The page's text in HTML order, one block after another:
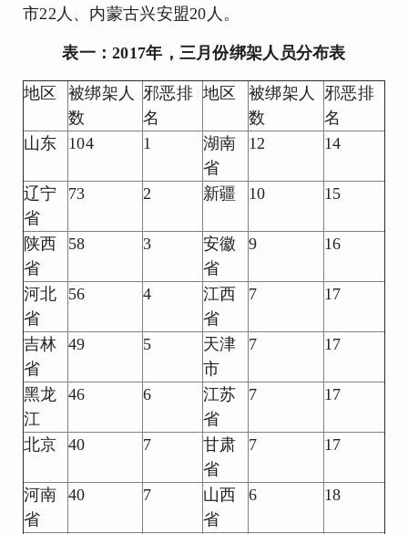
市22人、内蒙古兴安盟20人。
表一：2017年，三月份绑架人员分布表
地区
被绑架人
数
邪恶排
名
地区
被绑架人
数
邪恶排
名
山东
104 1
湖南
省
12 14
辽宁
省
73 2 新疆 10 15
陕西
省
58 3
安徽
省
9 16
河北
省
56 4
江西
省
7 17
吉林
省
49 5
天津
市
7 17
黑龙
江
46 6
江苏
省
7 17
北京 40 7
甘肃
省
7 17
河南
省
40 7
山西
省
6 18